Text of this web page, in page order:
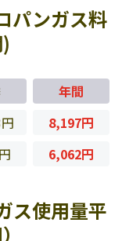
パンガス料
年間
8,197円
6,062円
ス使用量平